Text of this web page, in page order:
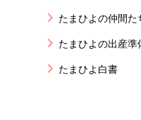
たまひよの仲間た
たまひよの出産準
たまひよ白書